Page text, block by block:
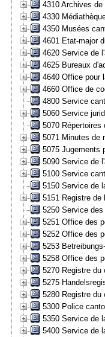
4310 Archives
4330
4350 Musées
4601 Etat-major
4620 Service de
4625 Bureaux
4640 Office pour
4660 Office de
4800 Service
5060 Service
5070 Répertoires
5071 Minutes de
5075 Jugements
5090 Service de
5100 Service
5150 Service de
5151 Registre de
5250 Service
5251 Office des
5252 Office des
5253
5258 Office des
5270 Registre du
5275
5280 Registre du
5300 Police
5350 Service de
5400 Service de